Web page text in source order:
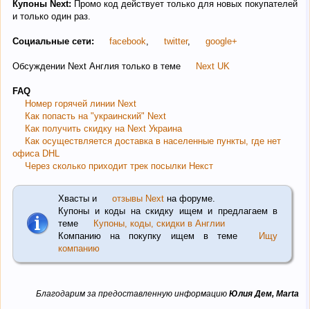
Купоны Next: Промо код действует только для новых покупателей
и только один раз.
Социальные сети: facebook twitter, google+
Обсуждении Next Англия только в теме Next UK
FAQ
Номер горячей линии Next
Как попасть на "украинский" Next
Как получить скидку на Next Украина
Как осуществляется доставка в населенные пункты, где нет
офиса DHL
Через сколько приходит трек посылки Некст
Хвасты и отзывы Next на форуме.
Купоны и коды на скидку ищем и предлагаем в
теме
Купоны, коды, скидки в Англии
Компанию на покупку ищем в теме
Ищу
компанию
Благодарим за предоставленную информацию Юлия Дем, Marta